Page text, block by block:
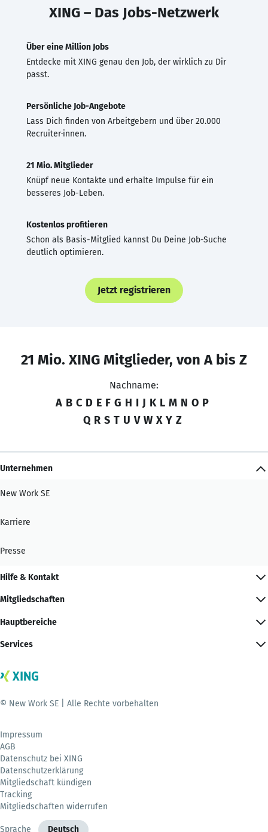
XING – Das Jobs-Netzwerk
Über eine Million Jobs
Entdecke mit XING genau den Job, der wirklich zu Dir
passt.
Persönliche Job-Angebote
Lass Dich finden von Arbeitgebern und über 20.000
Recruiter·innen.
21 Mio. Mitglieder
Knüpf neue Kontakte und erhalte Impulse für ein
besseres Job-Leben.
Kostenlos profitieren
Schon als Basis-Mitglied kannst Du Deine Job-Suche
deutlich optimieren.
Jetzt registrieren
21 Mio. XING Mitglieder, von A bis Z
Nachname:
A B C D E F G H I J K L M N O P
Q R S T U V W X Y Z
Unternehmen
New Work SE
Karriere
Presse
Hilfe & Kontakt
Mitgliedschaften
Hauptbereiche
Services
© New Work SE | Alle Rechte vorbehalten
Impressum
AGB
Datenschutz bei XING
Datenschutzerklärung
Mitgliedschaft kündigen
Tracking
Mitgliedschaften widerrufen
Sprache Deutsch